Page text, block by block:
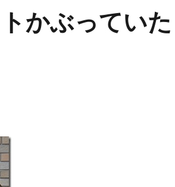
かぶっていた